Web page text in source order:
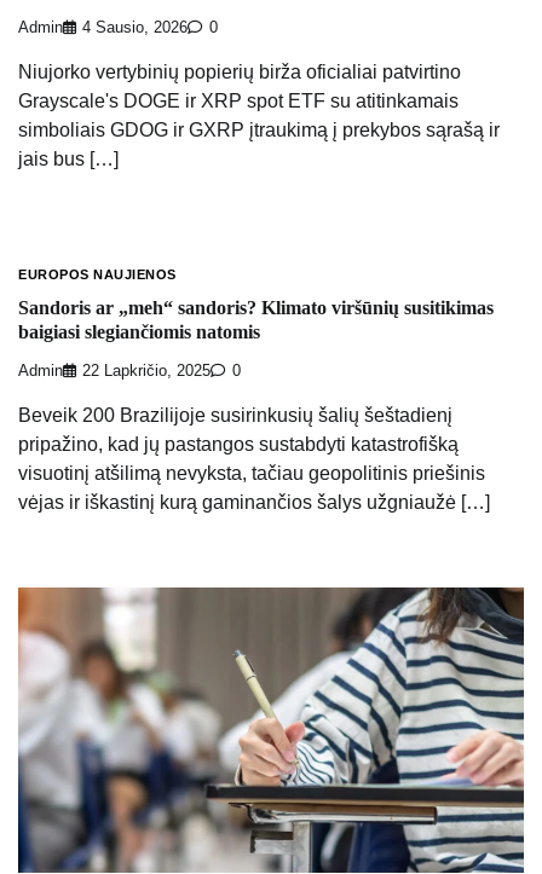
Admin 4 Sausio, 2026 0
Niujorko vertybinių popierių birža oficialiai patvirtino
Grayscale's DOGE ir XRP spot ETF su atitinkamais
simboliais GDOG ir GXRP įtraukimą į prekybos sąrašą ir
jais bus […]
EUROPOS NAUJIENOS
Sandoris ar „meh“ sandoris? Klimato viršūnių susitikimas
baigiasi slegiančiomis natomis
Admin 22 Lapkričio, 2025 0
Beveik 200 Brazilijoje susirinkusių šalių šeštadienį
pripažino, kad jų pastangos sustabdyti katastrofišką
visuotinį atšilimą nevyksta, tačiau geopolitinis priešinis
vėjas ir iškastinį kurą gaminančios šalys užgniaužė […]